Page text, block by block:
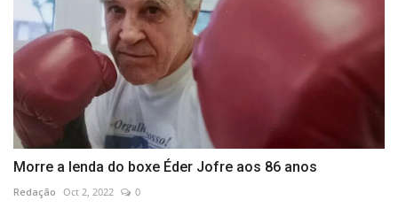
Morre a lenda do boxe Éder Jofre aos 86 anos
Redação Oct 2, 2022 0